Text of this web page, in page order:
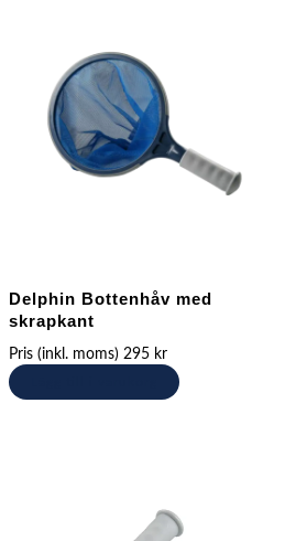
Delphin Bottenhåv med
skrapkant
Pris (inkl. moms)295 kr